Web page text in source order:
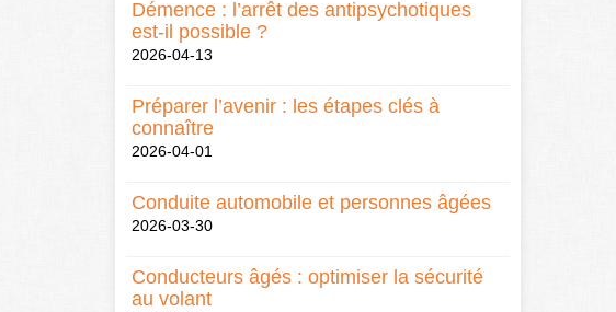
Démence : l’arrêt des antipsychotiques
est-il possible ?
2026-04-13
Préparer l’avenir : les étapes clés à
connaître
2026-04-01
Conduite automobile et personnes âgées
2026-03-30
Conducteurs âgés : optimiser la sécurité
au volant